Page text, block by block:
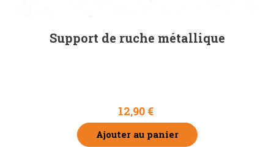
Support de ruche métallique
12,90 €
Ajouter au panier